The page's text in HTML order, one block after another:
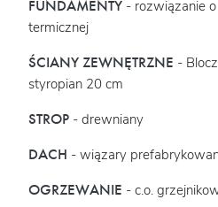
FUNDAMENTY - rozwiązanie
termicznej
ŚCIANY ZEWNĘTRZNE -
styropian 20 cm
STROP - drewniany
DACH - wiązary
OGRZEWANIE - c.o.